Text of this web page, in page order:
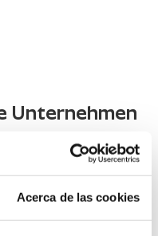
Acerca de las cookies
Unternehmen